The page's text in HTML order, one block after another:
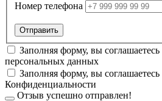
Номер телефона
Заполняя форму, вы соглашаетесь
персональных данных
Заполняя форму, вы соглашаетесь
Конфиденциальности
Отзыв успешно отправлен!